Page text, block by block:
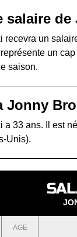
salaire
recevra un
un
saison.
Jonny
a 33 ans. Il est
Unis).
AGE